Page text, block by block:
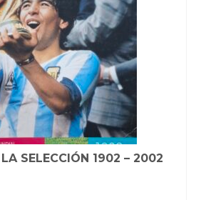
SELECCIÓN 1902 – 2002